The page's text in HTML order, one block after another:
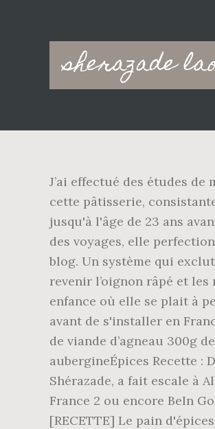
sherazade
Main
navigation
J’ai effectué des études
cette pâtisserie,
jusqu'à l'âge de 23 ans
des voyages, elle
blog. Un système qui
revenir l’oignon râpé et
enfance où elle se plait à
avant de s'installer en
de viande d’agneau 300g
aubergineÉpices Recette :
Shérazade, a fait escale à
France 2 ou encore BeIn
[RECETTE] Le pain